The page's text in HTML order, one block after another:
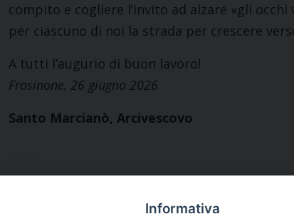
compito e cogliere l’invito ad alzare «gli
per ciascuno di noi la strada per crescere
A tutti l’augurio di buon lavoro!
Frosinone, 26 giugno 2026
Santo Marcianò, Arcivescovo
Informativa